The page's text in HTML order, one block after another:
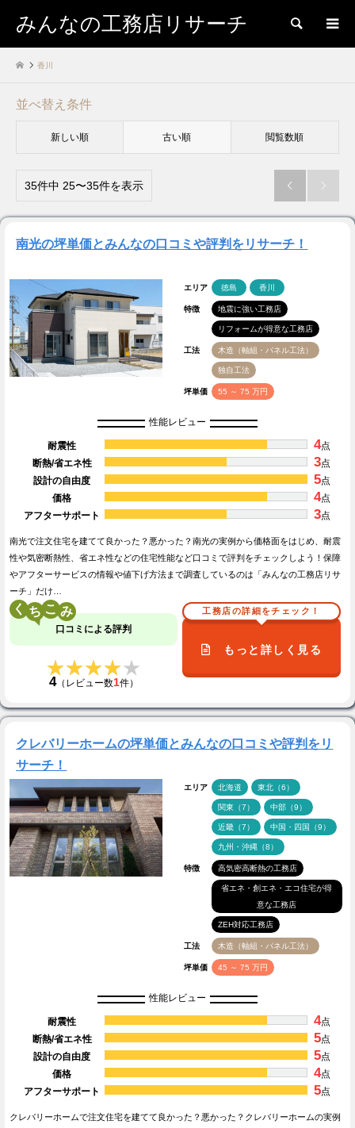
みんなの工務店リサーチ 検索
香川
並べ替え条件
新しい順 古い順 閲覧数順
35件中 25〜35件を表示  
南光の坪単価とみんなの口コミや評判をリサーチ！
エリア 徳島 香川
特徴 地震に強い工務店
リフォームが得意な工務店
工法 木造（軸組・パネル工法）
独自工法
坪単価 55 ～ 75 万円
性能レビュー
耐震性 4点
断熱/省エネ性
3点
設計の自由度
5点
価格
4点
アフターサポート
3点
南光で注文住宅を建てて良かった？悪かった？南光の実例から価格面をはじめ、耐震
性や気密断熱性、省エネ性などの住宅性能など口コミで評判をチェックしよう！保障
やアフターサービスの情報や値下げ方法まで調査しているのは「みんなの工務店リサ
ーチ」だけ…
く こ
口コミによる評判
★★★★★
★★★★★
4（レビュー数1件）
工務店の詳細をチェック！
もっと詳しく見る
クレバリーホームの坪単価とみんなの口コミや評判をリ
サーチ！
エリア 北海道 東北（6）
関東（7） 中部（9）
近畿（7） 中国・四国（9）
九州・沖縄（8）
特徴 高気密高断熱の工務店
省エネ・創エネ・エコ住宅が得
意な工務店
ZEH対応工務店
工法 木造（軸組・パネル工法）
坪単価 45 ～ 75 万円
性能レビュー
耐震性 4点
断熱/省エネ性
5点
設計の自由度
5点
価格
4点
アフターサポート
5点
クレバリーホームで注文住宅を建てて良かった？悪かった？クレバリーホームの実例